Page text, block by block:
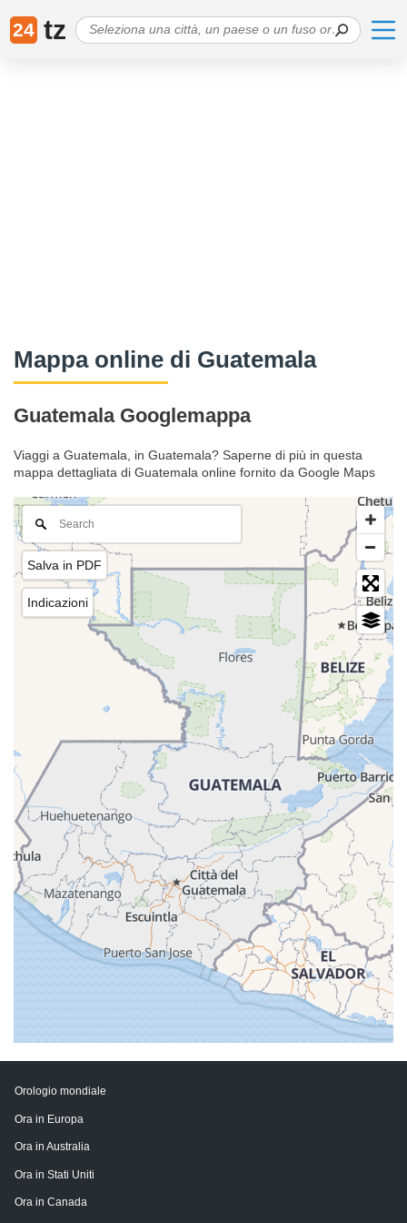
24 tz
Mappa online di Guatemala
Guatemala Googlemappa
Viaggi a Guatemala, in Guatemala? Saperne di più in questa
mappa dettagliata di Guatemala online fornito da Google Maps
Salva in PDF
Indicazioni
Orologio mondiale
Ora in Europa
Ora in Australia
Ora in Stati Uniti
Ora in Canada